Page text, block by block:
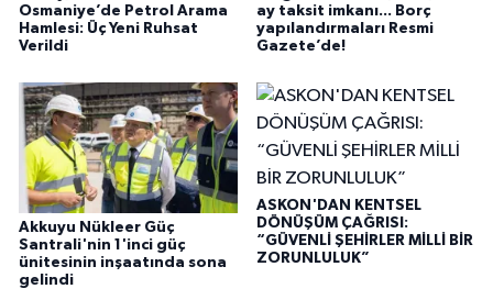
Osmaniye’de Petrol Arama
Hamlesi: Üç Yeni Ruhsat
Verildi
ay taksit imkanı... Borç
yapılandırmaları Resmi
Gazete’de!
Akkuyu Nükleer Güç
Santrali'nin 1'inci güç
ünitesinin inşaatında sona
gelindi
ASKON'DAN KENTSEL
DÖNÜŞÜM ÇAĞRISI:
“GÜVENLİ ŞEHİRLER MİLLİ BİR
ZORUNLULUK”